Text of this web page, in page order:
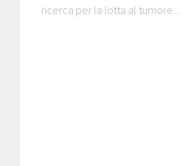
ricerca per la lotta al tumore...